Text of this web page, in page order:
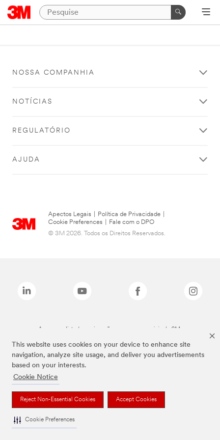
This website uses cookies on your device to enhance site
navigation, analyze site usage, and deliver you advertisements
based on your interests.
Cookie Notice
Reject Non-Essential Cookies Accept Cookies
Cookie Preferences
NOSSA COMPANHIA
NOTÍCIAS
REGULATÓRIO
AJUDA
Apectos Legais Política de Privacidade
Cookie Preferences
Fale com o DPO
© 3M 2026. Todos os Direitos Reservados.
As marcas listadas a cima são marcas comerciais da 3M.